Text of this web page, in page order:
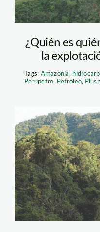
¿Quién es
la
Tags: Amazonía,
Perupetro, Petróleo,